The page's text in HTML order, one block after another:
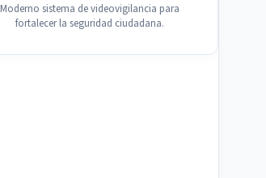
Moderno sistema de videovigilancia para
fortalecer la seguridad ciudadana.